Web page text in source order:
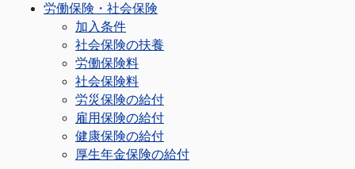
労働保険・社会保険
加入条件
社会保険の扶養
労働保険料
社会保険料
労災保険の給付
雇用保険の給付
健康保険の給付
厚生年金保険の給付